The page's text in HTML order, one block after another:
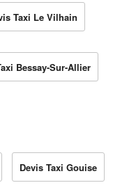
Taxi Le Vilhain
Bessay-Sur-Allier
Devis Taxi Gouise